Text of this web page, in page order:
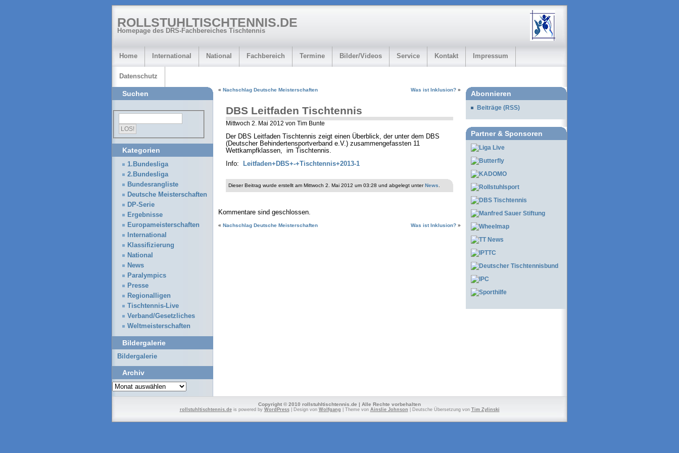
ROLLSTUHLTISCHTENNIS.DE
Homepage des DRS-Fachbereiches Tischtennis
Home International National Fachbereich Termine Bilder/Videos Service Kontakt Impressum
Datenschutz
« Nachschlag Deutsche Meisterschaften Was ist Inklusion? »
DBS Leitfaden Tischtennis
Mittwoch 2. Mai 2012 von Tim Bunte
Der DBS Leitfaden Tischtennis zeigt einen Überblick, der unter dem DBS
(Deutscher Behindertensportverband e.V.) zusammengefassten 11
Wettkampfklassen, im Tischtennis.
Info:
Leitfaden+DBS+-+Tischtennis+2013-1
Dieser Beitrag wurde erstellt am Mittwoch 2. Mai 2012 um 03:28 und abgelegt unter News.
Kommentare sind geschlossen.
« Nachschlag Deutsche Meisterschaften Was ist Inklusion? »
Suchen
Kategorien
1.Bundesliga
2.Bundesliga
Bundesrangliste
Deutsche Meisterschaften
DP-Serie
Ergebnisse
Europameisterschaften
International
Klassifizierung
National
News
Paralympics
Presse
Regionalligen
Tischtennis-Live
Verband/Gesetzliches
Weltmeisterschaften
Bildergalerie
Bildergalerie
Archiv
Archiv
Abonnieren
Beiträge (RSS)
Partner & Sponsoren
Copyright © 2010 rollstuhltischtennis.de | Alle Rechte vorbehalten
rollstuhltischtennis.deis powered by WordPress| Design von Wolfgang | Theme von Ainslie Johnson | Deutsche Übersetzung von Tim Zylinski